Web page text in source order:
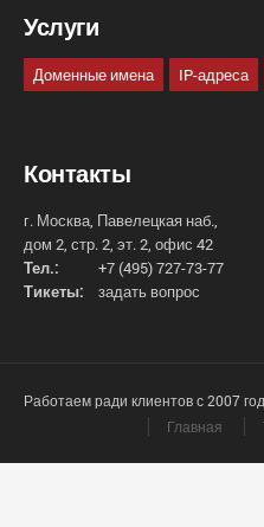
Услуги
Доменные имена IP-адреса
Контакты
г. Москва, Павелецкая наб.,
дом 2, стр. 2, эт. 2, офис 42
Тел.:
+7 (495) 727-73-77
Тикеты:
задать вопрос
Работаем ради клиентов с 2007
Главная